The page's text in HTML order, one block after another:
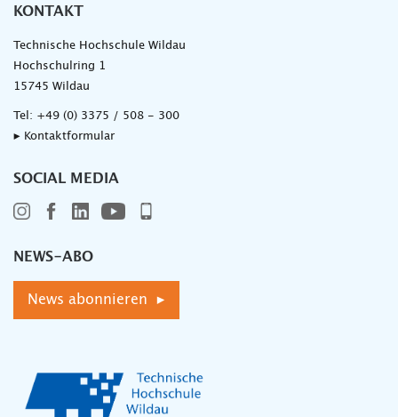
KONTAKT
Technische Hochschule Wildau
Hochschulring 1
15745 Wildau
Tel: +49 (0) 3375 / 508 - 300
▸ Kontaktformular
SOCIAL MEDIA
NEWS-ABO
News abonnieren ▸